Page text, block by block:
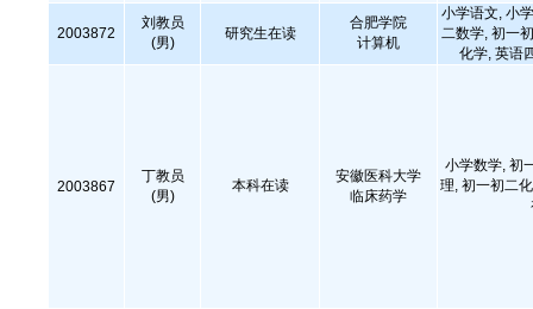
2003872
刘教员
(男)
研究生在读
合肥学院
计算机
小学语文, 小
二数学, 初一
化学, 英语
2003867
丁教员
(男)
本科在读
安徽医科大学
临床药学
小学数学, 初
理, 初一初二